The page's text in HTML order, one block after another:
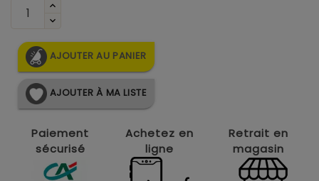
AJOUTER AU PANIER
AJOUTER À MA LISTE
Paiement
sécurisé
Achetez en
ligne
Retrait en
magasin